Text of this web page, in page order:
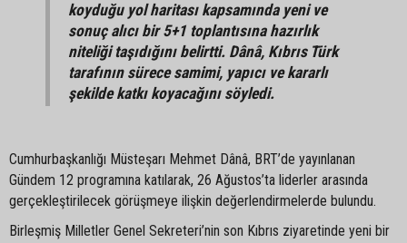
koyduğu yol haritası kapsamında yeni ve
sonuç alıcı bir 5+1 toplantısına hazırlık
niteliği taşıdığını belirtti. Dânâ, Kıbrıs Türk
tarafının sürece samimi, yapıcı ve kararlı
şekilde katkı koyacağını söyledi.
Cumhurbaşkanlığı Müsteşarı Mehmet Dânâ, BRT’de yayınlanan
Gündem 12 programına katılarak, 26 Ağustos’ta liderler arasında
gerçekleştirilecek görüşmeye ilişkin değerlendirmelerde bulundu.
Birleşmiş Milletler Genel Sekreteri’nin son Kıbrıs ziyaretinde yeni bir